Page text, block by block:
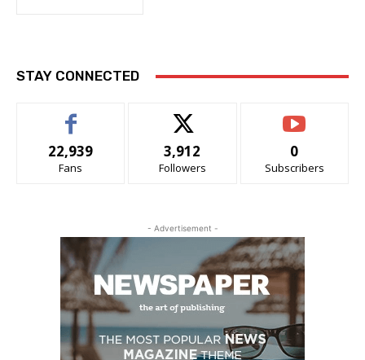
STAY CONNECTED
22,939
Fans
3,912
Followers
0
Subscribers
- Advertisement -